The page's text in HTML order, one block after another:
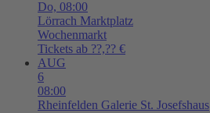
Do, 08:00
Lörrach Marktplatz
Wochenmarkt
Tickets ab ??,?? €
AUG
6
08:00
Rheinfelden Galerie St. Josefshaus